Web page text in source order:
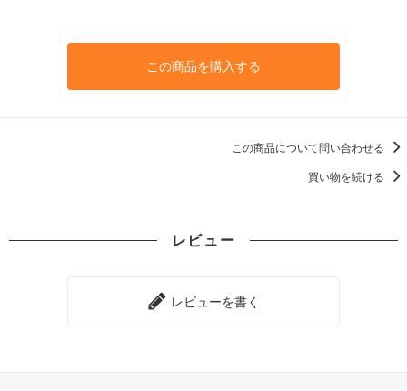
この商品を購入する
この商品について問い合わせる
買い物を続ける
レビュー
レビューを書く